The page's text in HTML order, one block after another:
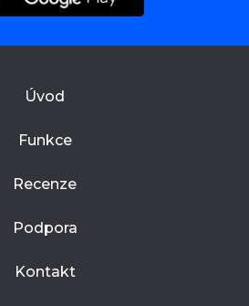
Úvod
Funkce
Recenze
Podpora
Kontakt